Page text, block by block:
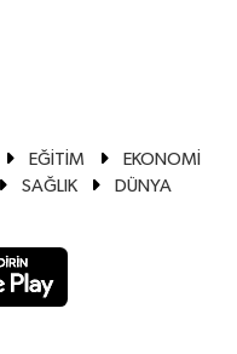
EĞİTİM
EKONOMİ
SAĞLIK
DÜNYA